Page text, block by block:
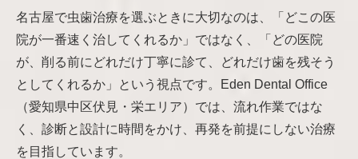
名古屋で虫歯治療を選ぶときに大切なのは、「どこの医
院が一番速く治してくれるか」ではなく、「どの医院
が、削る前にどれだけ丁寧に診て、どれだけ歯を残そう
としてくれるか」という視点です。Eden Dental Office
（愛知県中区伏見・栄エリア）では、流れ作業ではな
く、診断と設計に時間をかけ、再発を前提にしない治療
を目指しています。